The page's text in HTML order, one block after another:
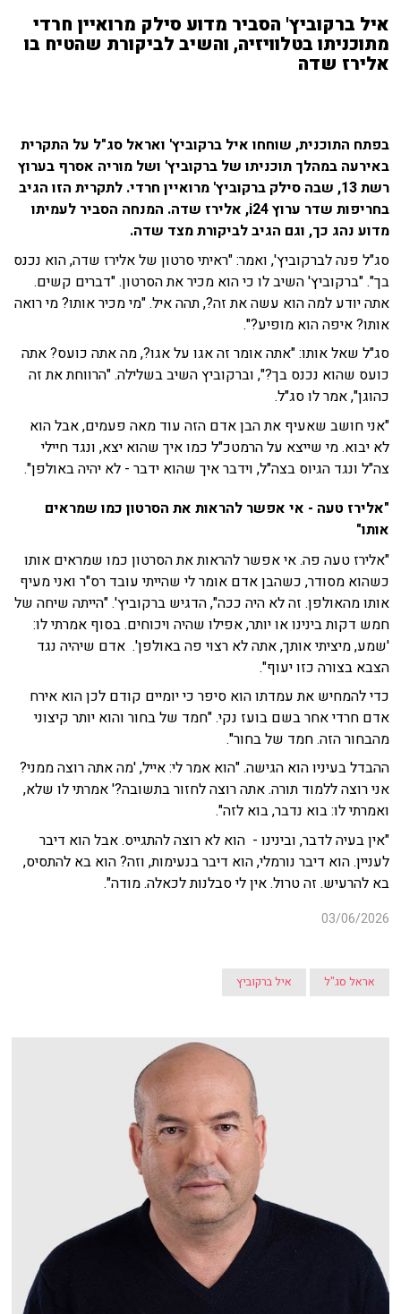
איל ברקוביץ' הסביר מדוע סילק מרואיין חרדי
מתוכניתו בטלוויזיה, והשיב לביקורת שהטיח בו
אלירז שדה
בפתח התוכנית, שוחחו איל ברקוביץ' ואראל סג"ל על התקרית
באירעה במהלך תוכניתו של ברקוביץ' ושל מוריה אסרף בערוץ
רשת 13, שבה סילק ברקוביץ' מרואיין חרדי. לתקרית הזו הגיב
בחריפות שדר ערוץ i24, אלירז שדה. המנחה הסביר לעמיתו
מדוע נהג כך, וגם הגיב לביקורת מצד שדה.
סג"ל פנה לברקוביץ', ואמר: "ראיתי סרטון של אלירז שדה, הוא נכנס
בך". "ברקוביץ' השיב לו כי הוא מכיר את הסרטון. "דברים קשים.
אתה יודע למה הוא עשה את זה?, תהה איל. "מי מכיר אותו? מי רואה
אותו? איפה הוא מופיע?".
סג"ל שאל אותו: "אתה אומר זה אגו על אגו?, מה אתה כועס? אתה
כועס שהוא נכנס בך?", וברקוביץ השיב בשלילה. "הרווחת את זה
כהוגן", אמר לו סג"ל.
"אני חושב שאעיף את הבן אדם הזה עוד מאה פעמים, אבל הוא
לא יבוא. מי שייצא על הרמטכ"ל כמו איך שהוא יצא, ונגד חיילי
צה"ל ונגד הגיוס בצה"ל, וידבר איך שהוא ידבר - לא יהיה באולפן".
"אלירז טעה - אי אפשר להראות את הסרטון כמו שמראים
אותו"
"אלירז טעה פה. אי אפשר להראות את הסרטון כמו שמראים אותו
כשהוא מסודר, כשהבן אדם אומר לי שהייתי עובד רס"ר ואני מעיף
אותו מהאולפן. זה לא היה ככה", הדגיש ברקוביץ'. "הייתה שיחה של
חמש דקות בינינו או יותר, אפילו שהיה ויכוחים. בסוף אמרתי לו:
'שמע, מיציתי אותך, אתה לא רצוי פה באולפן'. אדם שיהיה נגד
הצבא בצורה כזו יעוף".
כדי להמחיש את עמדתו הוא סיפר כי יומיים קודם לכן הוא אירח
אדם חרדי אחר בשם בועז נקי. "חמד של בחור והוא יותר קיצוני
מהבחור הזה. חמד של בחור".
ההבדל בעיניו הוא הגישה. "הוא אמר לי: אייל, 'מה אתה רוצה ממני?
אני רוצה ללמוד תורה. אתה רוצה לחזור בתשובה?' אמרתי לו שלא,
ואמרתי לו: בוא נדבר, בוא לזה".
"אין בעיה לדבר, ובינינו - הוא לא רוצה להתגייס. אבל הוא דיבר
לעניין. הוא דיבר נורמלי, הוא דיבר בנעימות, וזה? הוא בא להתסיס,
בא להרעיש. זה טרול. אין לי סבלנות לכאלה. מודה".
03/06/2026
אראל סג"ל איל ברקוביץ